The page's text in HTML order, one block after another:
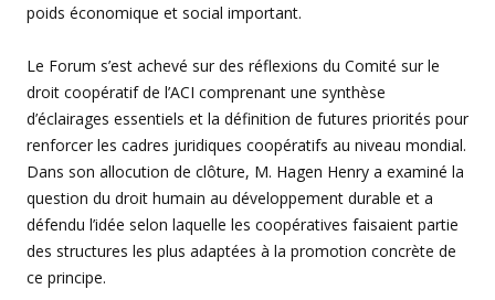
poids économique et social important.
Le Forum s’est achevé sur des réflexions du Comité sur le
droit coopératif de l’ACI comprenant une synthèse
d’éclairages essentiels et la définition de futures priorités pour
renforcer les cadres juridiques coopératifs au niveau mondial.
Dans son allocution de clôture, M. Hagen Henry a examiné la
question du droit humain au développement durable et a
défendu l’idée selon laquelle les coopératives faisaient partie
des structures les plus adaptées à la promotion concrète de
ce principe.